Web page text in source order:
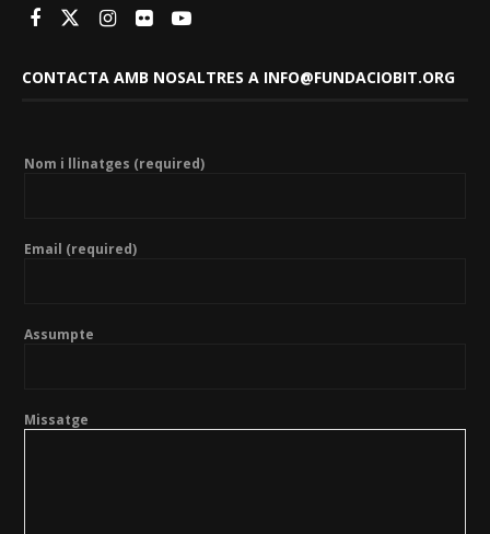
CONTACTA AMB NOSALTRES A INFO@FUNDACIOBIT.ORG
Nom i llinatges (required)
Email (required)
Assumpte
Missatge